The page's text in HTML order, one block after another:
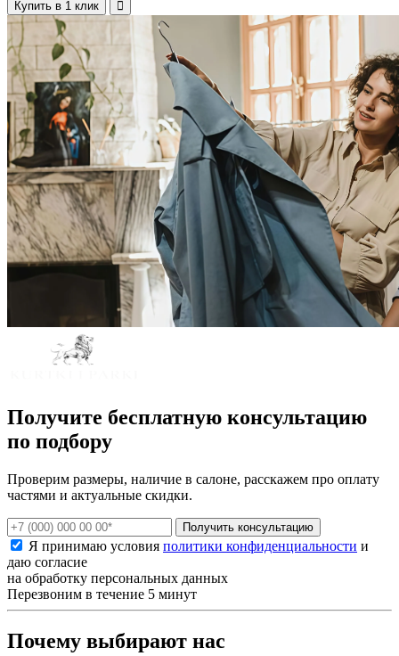
Купить в 1 клик
Получите бесплатную консультацию
по подбору
Проверим размеры, наличие в салоне, расскажем про оплату
частями и актуальные скидки.
Получить консультацию
Я принимаю условия политики конфиденциальности и
даю согласие
на обработку персональных данных
Перезвоним в течение 5 минут
Почему выбирают нас